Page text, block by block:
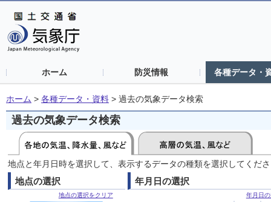
ホーム 防災情報 各種データ・
ホーム > 各種データ・資料 > 過去の気象データ検索
過去の気象データ検索
地点と年月日時を選択して、表示するデータの種類を選択してくだ
地点の選択
地点の選択をクリア
年月日の選択
年月日